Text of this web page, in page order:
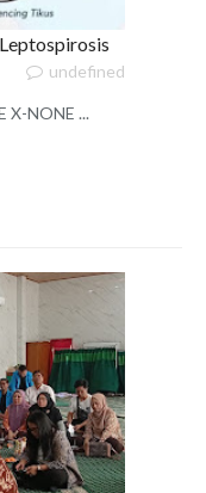
undefined
X-NONE ...